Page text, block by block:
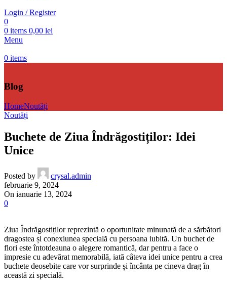
Login / Register
0
0 items 0,00 lei
Menu
0 items
Blog
HomeNoutăți
Noutăți
Buchete de Ziua Îndrăgostiților: Idei
Unice
Posted by
crysal.admin
februarie 9, 2024
On ianuarie 13, 2024
0
Ziua Îndrăgostiților reprezintă o oportunitate minunată de a sărbători
dragostea și conexiunea specială cu persoana iubită. Un buchet de
flori este întotdeauna o alegere romantică, dar pentru a face o
impresie cu adevărat memorabilă, iată câteva idei unice pentru a crea
buchete deosebite care vor surprinde și încânta pe cineva drag în
această zi specială.